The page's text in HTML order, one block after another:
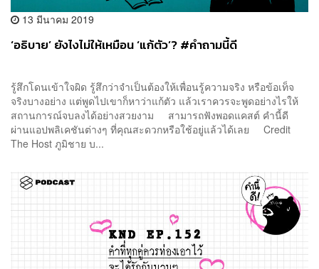
13 มีนาคม 2019
‘อธิบาย’ ยังไงไม่ให้เหมือน ‘แก้ตัว’? #คำถามนี้ดี
รู้สึกโดนเข้าใจผิด รู้สึกว่าจำเป็นต้องให้เพื่อนรู้ความจริง หรือข้อเท็จ
จริงบางอย่าง แต่พูดไปเขาก็หาว่าแก้ตัว แล้วเราควรจะพูดอย่างไรให้
สถานการณ์จบลงได้อย่างสวยงาม สามารถฟังพอดแคสต์ คำนี้ดี
ผ่านแอปพลิเคชันต่างๆ ที่คุณสะดวกหรือใช้อยู่แล้วได้เลย Credit
The Host ภูมิชาย บ...